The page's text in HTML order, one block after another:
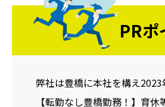
PRポ
弊社は豊橋に本社を構え2023
【転勤なし豊橋勤務！】育